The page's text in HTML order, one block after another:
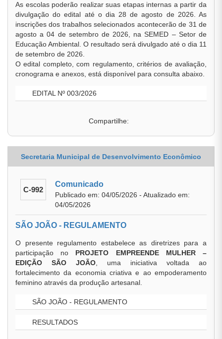
As escolas poderão realizar suas etapas internas a partir da
divulgação do edital até o dia 28 de agosto de 2026. As
inscrições dos trabalhos selecionados acontecerão de 31 de
agosto a 04 de setembro de 2026, na SEMED – Setor de
Educação Ambiental. O resultado será divulgado até o dia 11
de setembro de 2026.
O edital completo, com regulamento, critérios de avaliação,
cronograma e anexos, está disponível para consulta abaixo.
EDITAL Nº 003/2026
Compartilhe:
Secretaria Municipal de Desenvolvimento Econômico
C-992
Comunicado
Publicado em: 04/05/2026 - Atualizado em:
04/05/2026
SÃO JOÃO - REGULAMENTO
O presente regulamento estabelece as diretrizes para a
participação no PROJETO EMPREENDE MULHER –
EDIÇÃO SÃO JOÃO , uma iniciativa voltada ao
fortalecimento da economia criativa e ao empoderamento
feminino através da produção artesanal.
SÃO JOÃO - REGULAMENTO
RESULTADOS